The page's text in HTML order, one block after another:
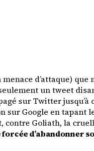
d’attaque) que
un tweet
sur Twitter jusqu’à
Google en tapant
Goliath, la
d’abandonner